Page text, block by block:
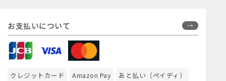
お支払いについて
クレジットカード Amazon Pay
あと払い（ペイディ）